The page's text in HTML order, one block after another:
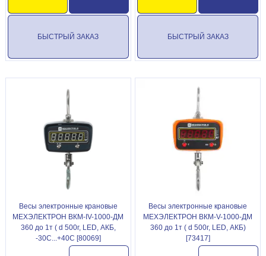
БЫСТРЫЙ ЗАКАЗ БЫСТРЫЙ ЗАКАЗ
Весы электронные крановые
МЕХЭЛЕКТРОН ВКМ-IV-1000-ДМ
360 до 1т ( d 500г, LED, АКБ,
-30С...+40С [80069]
Весы электронные крановые
МЕХЭЛЕКТРОН ВКМ-V-1000-ДМ
360 до 1т ( d 500г, LED, АКБ)
[73417]